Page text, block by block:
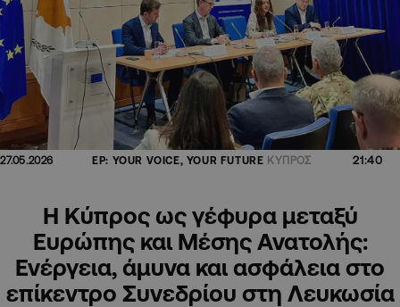
27.05.2026 EP: YOUR VOICE, YOUR FUTURE ΚΥΠΡΟΣ 21:40
Η Κύπρος ως γέφυρα μεταξύ
Ευρώπης και Μέσης Ανατολής:
Ενέργεια, άμυνα και ασφάλεια στο
επίκεντρο Συνεδρίου στη Λευκωσία